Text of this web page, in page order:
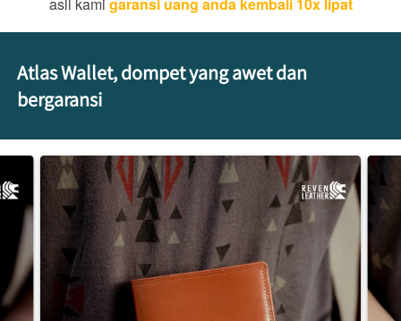
Atlas Wallet, dompet yang awet dan
bergaransi